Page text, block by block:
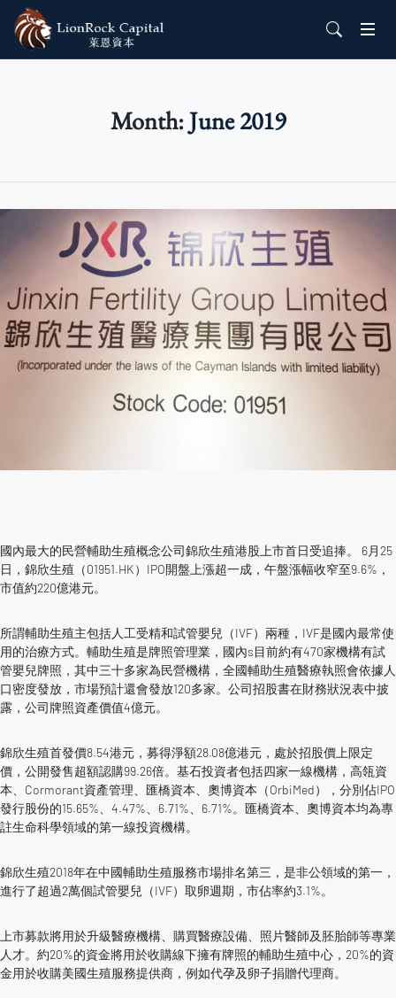
Month:June 2019
國內最大的民營輔助生殖概念公司錦欣生殖港股上市首日受追捧。 6月25
日，錦欣生殖（01951.HK）IPO開盤上漲超一成，午盤漲幅收窄至9.6%，
市值約220億港元。
所謂輔助生殖主包括人工受精和試管嬰兒（IVF）兩種，IVF是國內最常使
用的治療方式。輔助生殖是牌照管理業，國內s目前約有470家機構有試
管嬰兒牌照，其中三十多家為民營機構，全國輔助生殖醫療執照會依據人
口密度發放，市場預計還會發放120多家。公司招股書在財務狀況表中披
露，公司牌照資產價值4億元。
錦欣生殖首發價8.54港元，募得淨額28.08億港元，處於招股價上限定
價，公開發售超額認購99.26倍。基石投資者包括四家一線機構，高瓴資
本、Cormorant資產管理、匯橋資本、奧博資本（OrbiMed），分別佔IPO
發行股份的15.65%、4.47%、6.71%、6.71%。匯橋資本、奧博資本均為專
註生命科學領域的第一線投資機構。
錦欣生殖2018年在中國輔助生殖服務市場排名第三，是非公領域的第一，
進行了超過2萬個試管嬰兒（IVF）取卵週期，市佔率約3.1%。
上市募款將用於升級醫療機構、購買醫療設備、照片醫師及胚胎師等專業
人才。約20%的資金將用於收購線下擁有牌照的輔助生殖中心，20%的資
金用於收購美國生殖服務提供商，例如代孕及卵子捐贈代理商。